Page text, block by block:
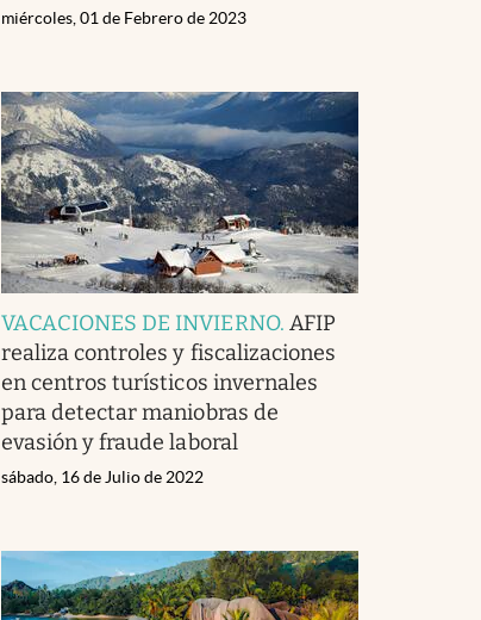
miércoles, 01 de Febrero de 2023
VACACIONES DE INVIERNO. AFIP
realiza controles y fiscalizaciones
en centros turísticos invernales
para detectar maniobras de
evasión y fraude laboral
sábado, 16 de Julio de 2022